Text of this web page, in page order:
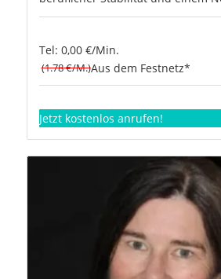
Tel: 0,00 €/Min.
(1.78 €/M.)Aus dem Festnetz*
Jetzt kostenlos anrufen!